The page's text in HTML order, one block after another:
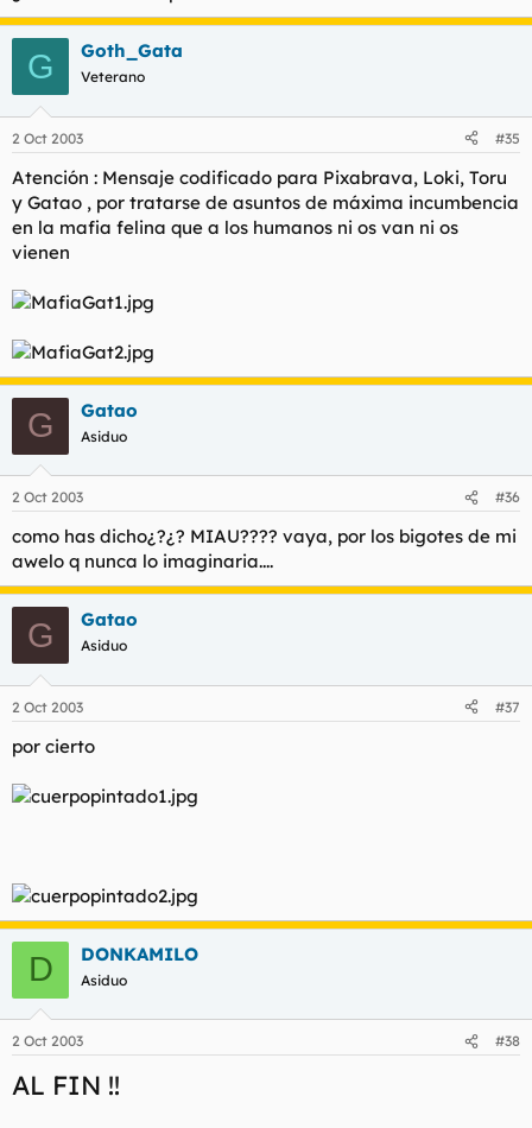
G Goth_Gata
Veterano
2 Oct 2003 #35
Atención : Mensaje codificado para Pixabrava, Loki, Toru
y Gatao , por tratarse de asuntos de máxima incumbencia
en la mafia felina que a los humanos ni os van ni os
vienen
G Gatao
Asiduo
2 Oct 2003 #36
como has dicho¿?¿? MIAU???? vaya, por los bigotes de mi
awelo q nunca lo imaginaria....
G Gatao
Asiduo
2 Oct 2003 #37
por cierto
D DONKAMILO
Asiduo
2 Oct 2003 #38
AL FIN !!